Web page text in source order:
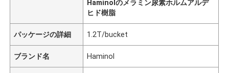
Haminolのメラミン尿素ホルムアルデ
ヒド樹脂
パッケージの詳細 1.2T/bucket
ブランド名 Haminol